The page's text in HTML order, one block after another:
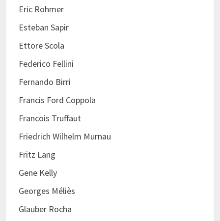
Eric Rohmer
Esteban Sapir
Ettore Scola
Federico Fellini
Fernando Birri
Francis Ford Coppola
Francois Truffaut
Friedrich Wilhelm Murnau
Fritz Lang
Gene Kelly
Georges Méliès
Glauber Rocha